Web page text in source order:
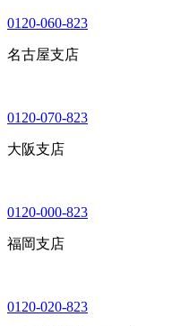
0120-060-823
名古屋支店
0120-070-823
大阪支店
0120-000-823
福岡支店
0120-020-823